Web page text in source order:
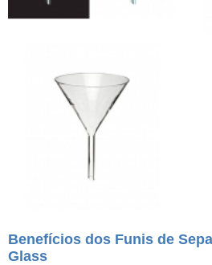
Benefícios dos Funis de
Glass